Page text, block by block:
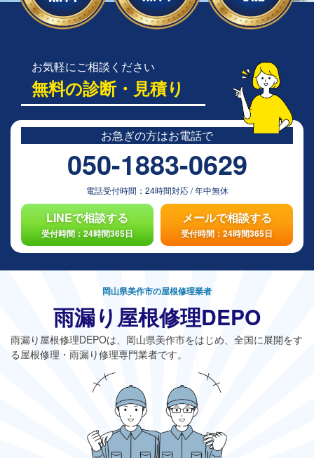
お気軽にご相談ください
無料の診断・見積り
お急ぎの方はお電話で
050-1883-0629
電話受付時間： 24時間対応/年中無休
LINEで相談する
受付時間：24時間365日
メールで相談する
受付時間：24時間365日
岡山県美作市の屋根修理業者
雨漏り屋根修理DEPO
雨漏り屋根修理DEPOは、岡山県美作市をはじめ、全国に展開をす
る屋根修理・雨漏り修理専門業者です。